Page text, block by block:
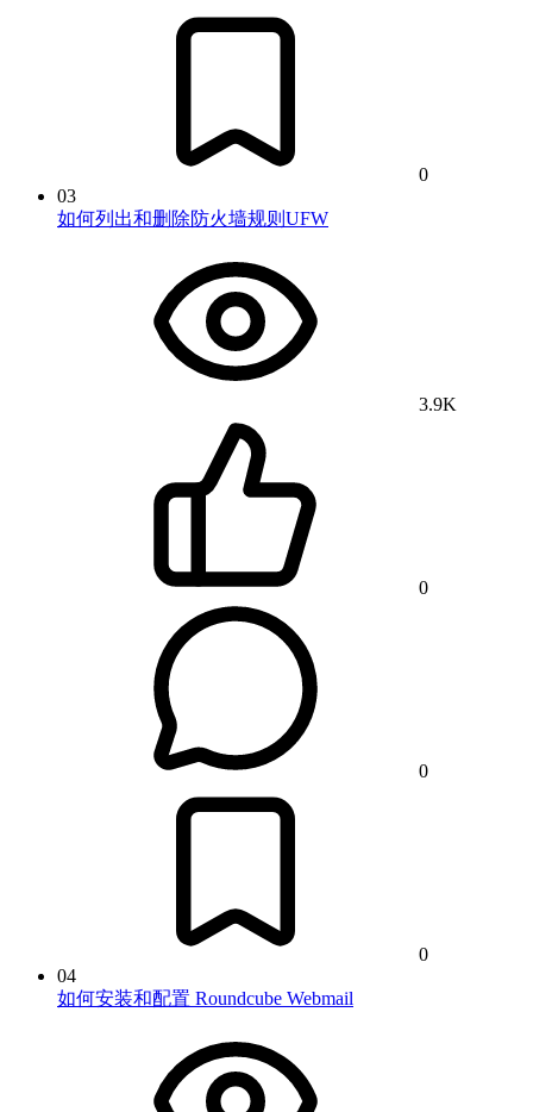
0
03
如何列出和删除防火墙规则UFW
3.9K
0
0
0
04
如何安装和配置 Roundcube Webmail